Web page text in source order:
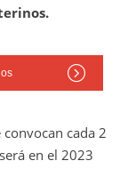
cada 2
en el 2023